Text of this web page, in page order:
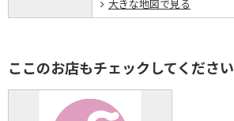
大きな地図で見る
ここのお店もチェックしてください